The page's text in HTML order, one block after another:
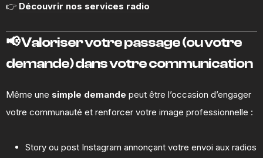
👉 Découvrir nos services radio
📢 Valoriser votre passage (ou votre
demande) dans votre communication
Même une simple demande peut être l’occasion d’engager
votre communauté et renforcer votre image professionnelle :
Story ou post Instagram annonçant votre envoi aux radios